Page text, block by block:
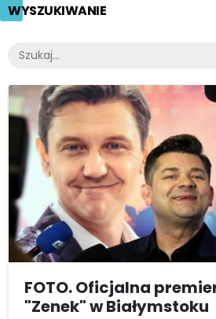
WYSZUKIWANIE
FOTO. Oficjalna
"Zenek" w Białymstoku